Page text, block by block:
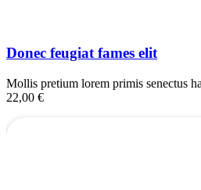
Donec feugiat fames elit
Mollis pretium lorem primis senectus
22,00 €